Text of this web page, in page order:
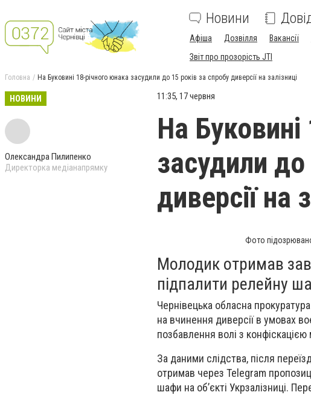
Новини
Афіша Дозвілля Вакансії
Звіт про прозорість JTI
Головна На Буковині 18-річного юнака засудили до 15 років за спробу диверсії на залізниці
НОВИНИ
Олександра Пилипенко
Директорка медіанапрямку
11:35, 17 червня
На
засудили
диверсії на
Фото
Молодик отримав
підпалити релейну
Чернівецька обласна прокуратура
на вчинення диверсії в умовах
позбавлення волі з конфіскацією
За даними слідства, після
отримав через Telegram
шафи на об’єкті Укрзалізниці.